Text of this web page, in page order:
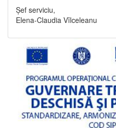
Șef serviciu,
Elena-Claudia Vîlceleanu